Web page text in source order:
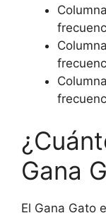
Gana
El Gana Gato